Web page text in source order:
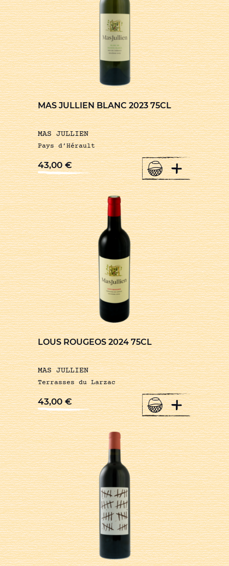
MAS JULLIEN BLANC 2023 75CL
MAS JULLIEN
Pays d’Hérault
43,00€ +
LOUS ROUGEOS 2024 75CL
MAS JULLIEN
Terrasses du Larzac
43,00€ +